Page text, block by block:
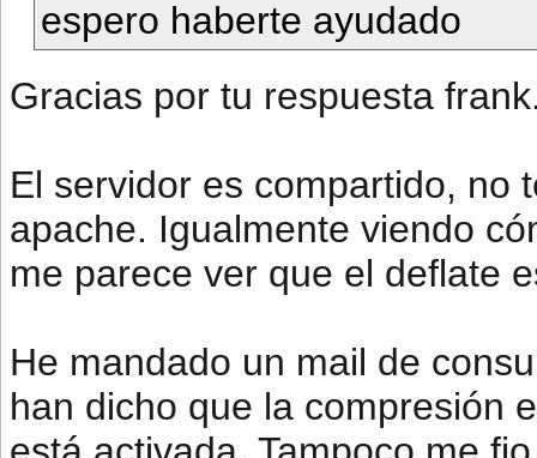
espero haberte ayudado
Gracias por tu respuesta
El servidor es compartido, no
apache. Igualmente viendo
me parece ver que el deflate
He mandado un mail de
han dicho que la compresión